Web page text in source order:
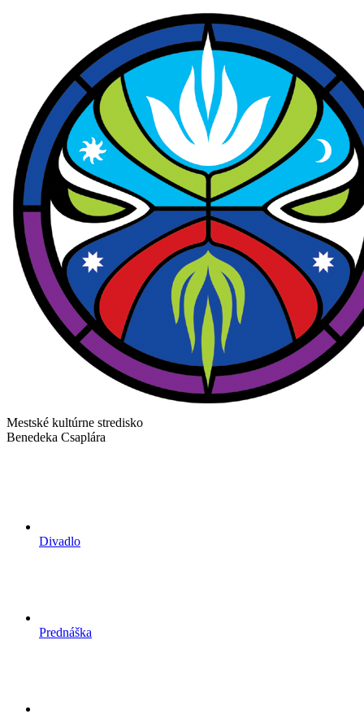
Mestské kultúrne stredisko
Benedeka Csaplára
Divadlo
Prednáška